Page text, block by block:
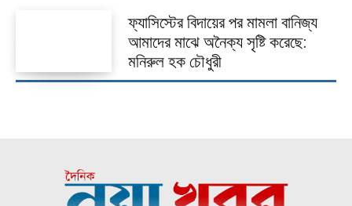
ফ্যাসিস্টের বিদায়ের পর মামলা বানিজ্য
আমাদের মাঝে অনৈক্য সৃষ্টি করেছে:
মনিরুল হক চৌধুরী